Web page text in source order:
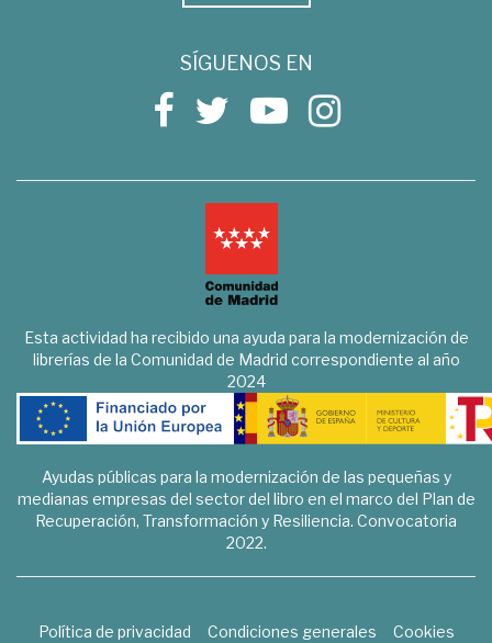
SÍGUENOS EN
Esta actividad ha recibido una ayuda para la modernización de
librerías de la Comunidad de Madrid correspondiente al año
2024
Ayudas públicas para la modernización de las pequeñas y
medianas empresas del sector del libro en el marco del Plan de
Recuperación, Transformación y Resiliencia. Convocatoria
2022.
Política de privacidad Condiciones generales
Cookies